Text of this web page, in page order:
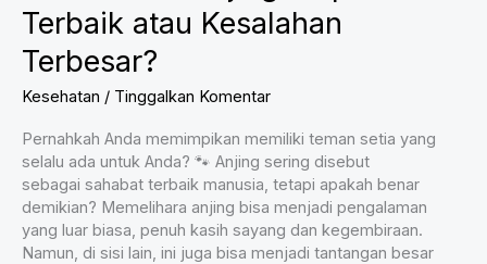
Terbaik atau Kesalahan
Terbesar?
Kesehatan / Tinggalkan Komentar
Pernahkah Anda memimpikan memiliki teman setia yang
selalu ada untuk Anda? 🐾 Anjing sering disebut
sebagai sahabat terbaik manusia, tetapi apakah benar
demikian? Memelihara anjing bisa menjadi pengalaman
yang luar biasa, penuh kasih sayang dan kegembiraan.
Namun, di sisi lain, ini juga bisa menjadi tantangan besar